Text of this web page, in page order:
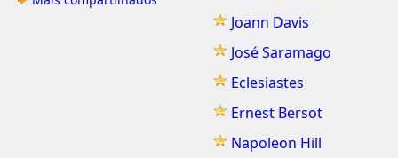
Joann Davis
José Saramago
Eclesiastes
Ernest Bersot
Napoleon Hill